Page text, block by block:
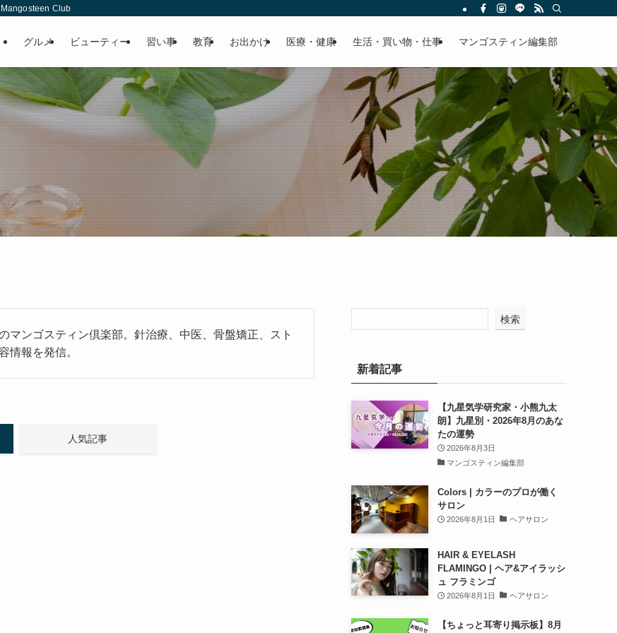
Club
グルメ ビューティー 習い事 教育 お出かけ 医療・健康 生活・買い物・仕事 マンゴスティン編集部
マンゴスティン倶楽部。針治療、中医、骨盤矯正、スト
情報を発信。
人気記事
検索
新着記事
【九星気学研究家・小熊九太
朗】九星別・2026年8月のあな
たの運勢
2026年8月3日
マンゴスティン編集部
Colors | カラーのプロが働く
サロン
2026年8月1日 ヘアサロン
HAIR & EYELASH
FLAMINGO | ヘア&アイラッシ
ュ フラミンゴ
2026年8月1日 ヘアサロン
【ちょっと耳寄り掲示板】8月